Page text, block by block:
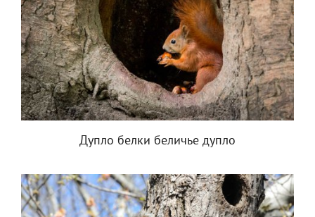
Дупло белки беличье дупло